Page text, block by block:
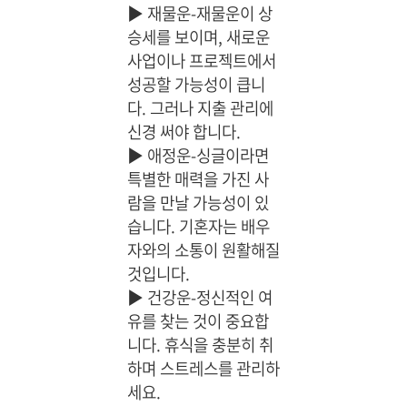
▶ 재물운-재물운이 상
승세를 보이며, 새로운
사업이나 프로젝트에서
성공할 가능성이 큽니
다. 그러나 지출 관리에
신경 써야 합니다.
▶ 애정운-싱글이라면
특별한 매력을 가진 사
람을 만날 가능성이 있
습니다. 기혼자는 배우
자와의 소통이 원활해질
것입니다.
▶ 건강운-정신적인 여
유를 찾는 것이 중요합
니다. 휴식을 충분히 취
하며 스트레스를 관리하
세요.